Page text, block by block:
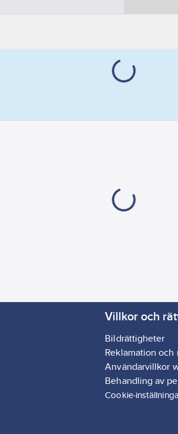
Villkor och
Bildrättigheter
Reklamation och
Användarvillkor
Behandling av
Cookie-